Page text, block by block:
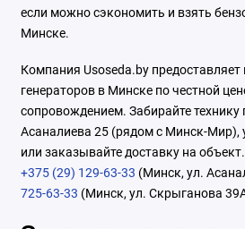
если можно сэкономить и взять
Минске.
Компания Usoseda.by
генераторов в Минске по честной
сопровождением. Забирайте технику
Асаналиева 25 (рядом с Минск-Мир),
или заказывайте доставку на
+375 (29) 129-63-33 (Минск, ул.
725-63-33 (Минск, ул. Скрыганова